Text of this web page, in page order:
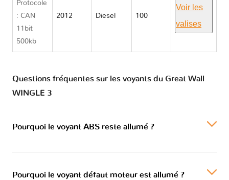
Protocole
: CAN
11bit
500kb
2012 Diesel 100
Voir les
valises
Questions fréquentes sur les voyants du Great Wall
WINGLE 3
Pourquoi le voyant ABS reste allumé ?
Pourquoi le voyant défaut moteur est allumé ?